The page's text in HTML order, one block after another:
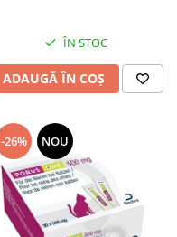
ÎN STOC
ADAUGĂ ÎN COȘ
-26% NOU